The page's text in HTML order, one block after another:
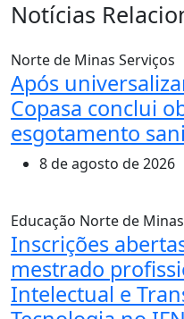
Notícias
Norte de Minas Serviços
Após
Copasa conclui
esgotamento
8 de agosto de 2026
Educação Norte de Minas
Inscrições
mestrado
Intelectual e